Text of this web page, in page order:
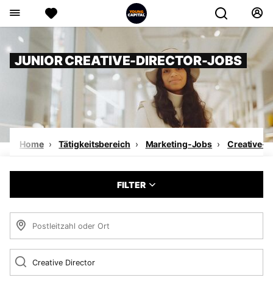
JUNIOR CREATIVE-DIRECTOR-JOBS
Home Tätigkeitsbereich Marketing-Jobs Creative-
FILTER